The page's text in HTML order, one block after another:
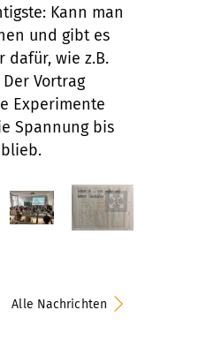
Kann man
und gibt es
wie z.B.
Vortrag
Experimente
Spannung bis
Alle Nachrichten